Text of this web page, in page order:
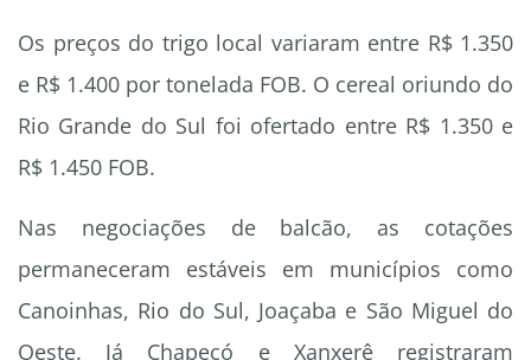
Os preços do trigo local variaram entre R$ 1.350
e R$ 1.400 por tonelada FOB. O cereal oriundo do
Rio Grande do Sul foi ofertado entre R$ 1.350 e
R$ 1.450 FOB.
Nas negociações de balcão, as cotações
permaneceram estáveis em municípios como
Canoinhas, Rio do Sul, Joaçaba e São Miguel do
Oeste. Já Chapecó e Xanxerê registraram